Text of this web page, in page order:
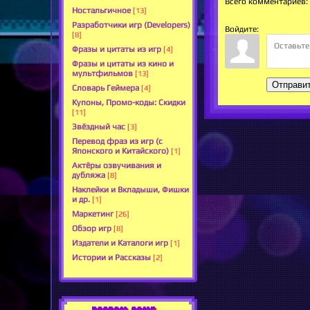
Ностальгичное [13]
Разработчики игр (Developers)
[8]
Фразы и цитаты из игр [4]
Фразы и цитаты из кино и
мультфильмов [13]
Словарь Геймера [4]
Купоны, Промо-коды: Скидки
[11]
Звёздный час [3]
Перевод фраз из игр (с
Японского и Китайского) [1]
Актёры озвучивания и
дубляжа [8]
Наклейки и Вкладыши, Фишки
и др. [1]
Маркетинг [26]
Обзор игр [8]
Издатели и Каталоги игр [1]
Истории и Рассказы [2]
Войдите: